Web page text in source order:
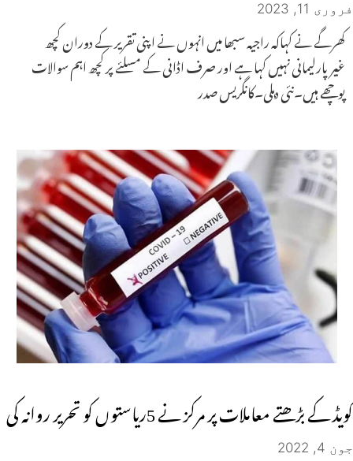
فروری 11, 2023
کھرگے نے کہاکہ راجیہ سبھا میں انہوں نے اپنی تقریر کے دوران کچھ
غیرپارلیمانی نہیں کہا ہے اور صرف اڈانی کے مسلئے پر کچھ اہم سوالات
پوچھے ہیں۔نئی دہلی۔کانگریس صدر
کویڈ کے بڑھتے معاملات پر مرکز نے 5ریاستوں کو تحریر روانہ کی
جون 4, 2022